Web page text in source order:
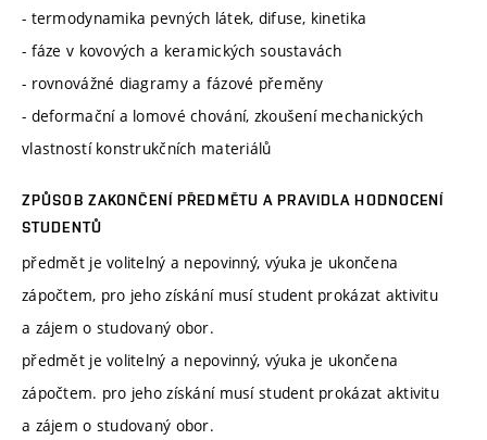
- termodynamika pevných látek, difuse, kinetika
- fáze v kovových a keramických soustavách
- rovnovážné diagramy a fázové přeměny
- deformační a lomové chování, zkoušení mechanických
vlastností konstrukčních materiálů
ZPŮSOB ZAKONČENÍ PŘEDMĚTU A PRAVIDLA HODNOCENÍ
STUDENTŮ
předmět je volitelný a nepovinný, výuka je ukončena
zápočtem, pro jeho získání musí student prokázat aktivitu
a zájem o studovaný obor.
předmět je volitelný a nepovinný, výuka je ukončena
zápočtem. pro jeho získání musí student prokázat aktivitu
a zájem o studovaný obor.